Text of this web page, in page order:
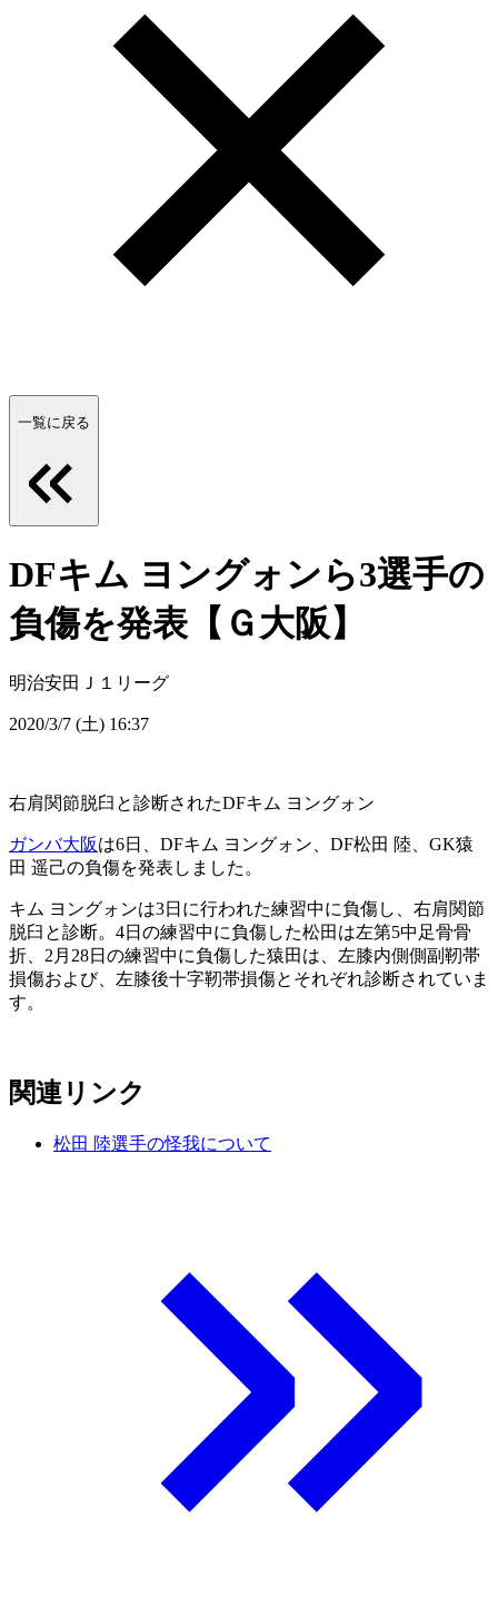
一覧に戻る
DFキム ヨングォンら3選手の
負傷を発表【Ｇ大阪】
明治安田Ｊ１リーグ
2020/3/7 (土) 16:37
右肩関節脱臼と診断されたDFキム ヨングォン
ガンバ大阪は6日、DFキム ヨングォン、DF松田 陸、GK猿
田 遥己の負傷を発表しました。
キム ヨングォンは3日に行われた練習中に負傷し、右肩関節
脱臼と診断。4日の練習中に負傷した松田は左第5中足骨骨
折、2月28日の練習中に負傷した猿田は、左膝内側側副靭帯
損傷および、左膝後十字靭帯損傷とそれぞれ診断されていま
す。
関連リンク
松田 陸選手の怪我について